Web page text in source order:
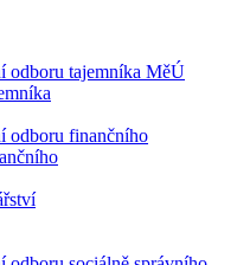
odboru tajemníka MěÚ
odboru finančního